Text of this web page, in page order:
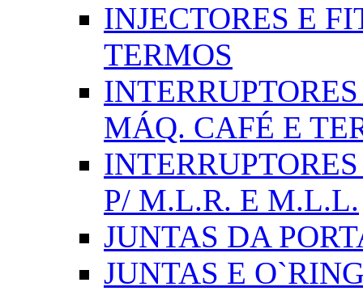
INJECTORES E
TERMOS
MÁQ. CAFÉ E
P/ M.L.R. E M.L.L.
JUNTAS DA
JUNTAS E